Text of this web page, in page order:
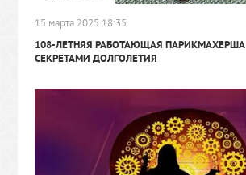
15 марта 2025 18:35
108-ЛЕТНЯЯ РАБОТАЮЩАЯ
СЕКРЕТАМИ ДОЛГОЛЕТИЯ